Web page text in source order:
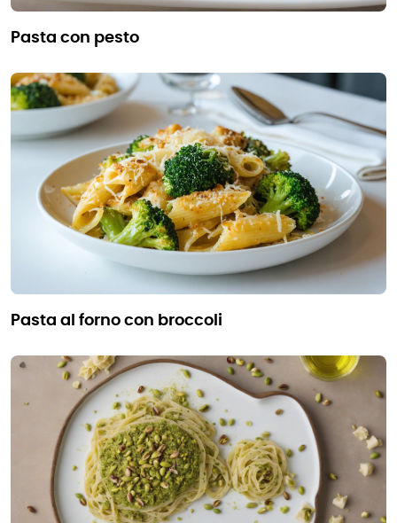
pasta con pesto
pasta al forno con broccoli